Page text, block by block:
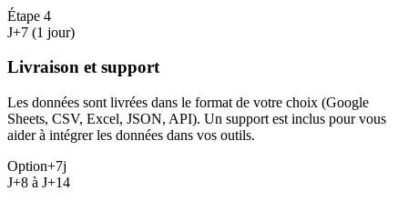
Étape 4
J+7 (1 jour)
Livraison et support
Les données sont livrées dans le format de votre choix (Google
Sheets, CSV, Excel, JSON, API). Un support est inclus pour vous
aider à intégrer les données dans vos outils.
Option+7j
J+8 à J+14